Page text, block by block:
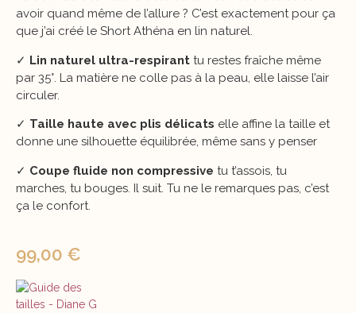
avoir quand même de l’allure ? C’est exactement pour ça
que j’ai créé le Short Athéna en lin naturel.
✓ Lin naturel ultra-respirant tu restes fraîche même
par 35°. La matière ne colle pas à la peau, elle laisse l’air
circuler.
✓ Taille haute avec plis délicats elle affine la taille et
donne une silhouette équilibrée, même sans y penser
✓ Coupe fluide non compressive tu t’assois, tu
marches, tu bouges. Il suit. Tu ne le remarques pas, c’est
ça le confort.
99,00 €